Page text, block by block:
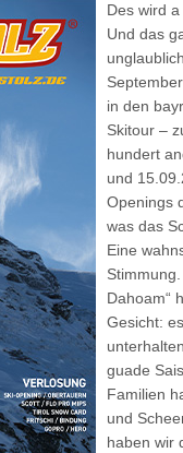
Des wird
Und das
in den
Skitour –
hundert
und
Openings
was das
Eine
Dahoam“
Gesicht:
guade
Familien
und
haben wir